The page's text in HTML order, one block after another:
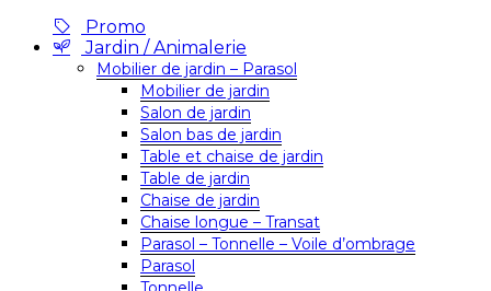
Promo
Jardin / Animalerie
Mobilier de jardin – Parasol
Mobilier de jardin
Salon de jardin
Salon bas de jardin
Table et chaise de jardin
Table de jardin
Chaise de jardin
Chaise longue – Transat
Parasol – Tonnelle – Voile d’ombrage
Parasol